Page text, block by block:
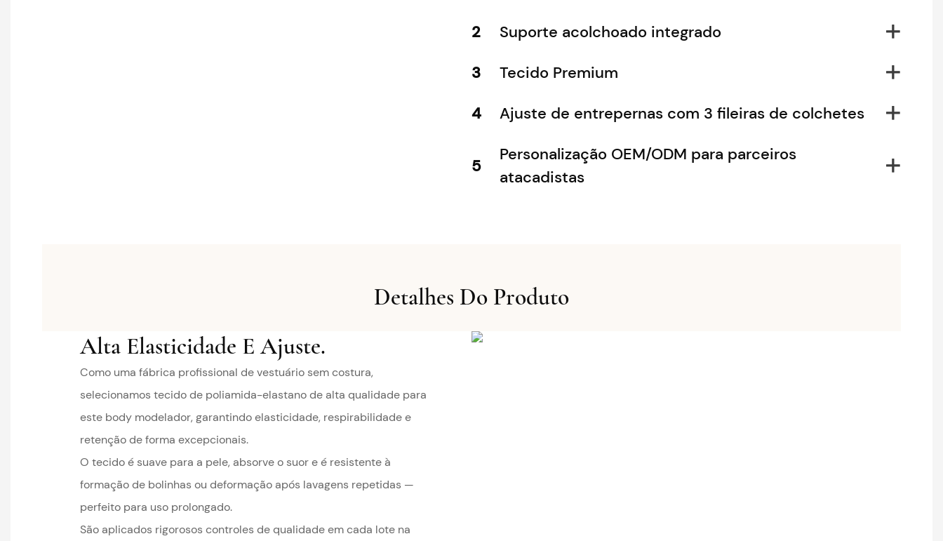
2
Suporte acolchoado integrado
3
Tecido Premium
4
Ajuste de entrepernas com 3 fileiras de colchetes
5
Personalização OEM/ODM para parceiros
atacadistas
Detalhes Do Produto
Alta Elasticidade E Ajuste.
Como uma fábrica profissional de vestuário sem costura,
selecionamos tecido de poliamida-elastano de alta qualidade para
este body modelador, garantindo elasticidade, respirabilidade e
retenção de forma excepcionais.
O tecido é suave para a pele, absorve o suor e é resistente à
formação de bolinhas ou deformação após lavagens repetidas —
perfeito para uso prolongado.
São aplicados rigorosos controles de qualidade em cada lote na